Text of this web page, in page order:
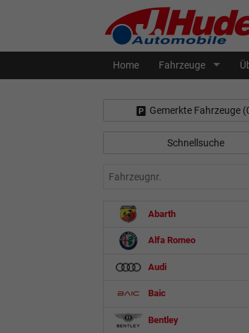
Home Fahrzeuge
Gemerkte Fahrzeuge (
Schnellsuche
Fahrzeugnr.
Abarth
Alfa Romeo
Audi
Baic
Bentley